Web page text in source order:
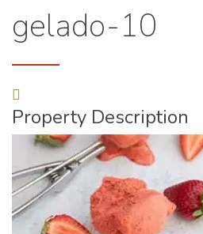
gelado-10
Property Description